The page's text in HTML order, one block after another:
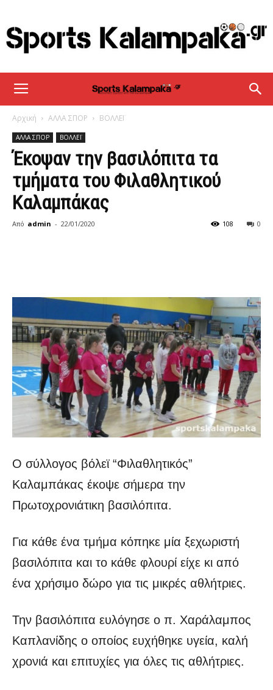
sportskalampaka
Αρχική ΑΛΛΑ ΣΠΟΡ ΒΟΛΛΕΪ
ΑΛΛΑ ΣΠΟΡ ΒΟΛΛΕΪ
Έκοψαν την βασιλόπιτα τα
τμήματα του Φιλαθλητικού
Καλαμπάκας
Από admin - 22/01/2020 0
108
Ο σύλλογος βόλεϊ “Φιλαθλητικός”
Καλαμπάκας έκοψε σήμερα την
Πρωτοχρονιάτικη βασιλόπιτα.
Για κάθε ένα τμήμα κόπηκε μία ξεχωριστή
βασιλόπιτα και το κάθε φλουρί είχε κι από
ένα χρήσιμο δώρο για τις μικρές αθλήτριες.
Την βασιλόπιτα ευλόγησε ο π. Χαράλαμπος
Καπλανίδης ο οποίος ευχήθηκε υγεία, καλή
χρονιά και επιτυχίες για όλες τις αθλήτριες.